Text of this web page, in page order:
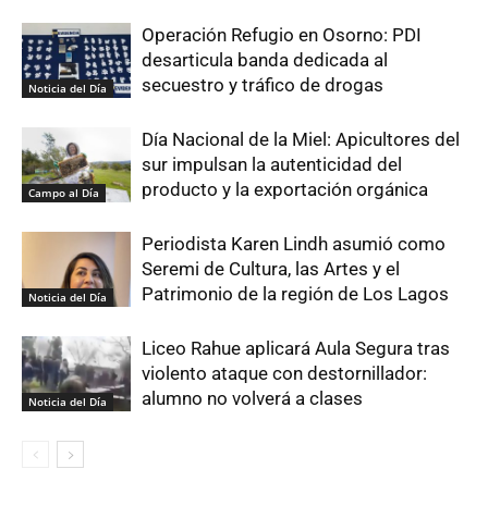
Noticia del Día
Operación Refugio en Osorno: PDI
desarticula banda dedicada al
secuestro y tráfico de drogas
Campo al Día
Día Nacional de la Miel: Apicultores del
sur impulsan la autenticidad del
producto y la exportación orgánica
Noticia del Día
Periodista Karen Lindh asumió como
Seremi de Cultura, las Artes y el
Patrimonio de la región de Los Lagos
Noticia del Día
Liceo Rahue aplicará Aula Segura tras
violento ataque con destornillador:
alumno no volverá a clases